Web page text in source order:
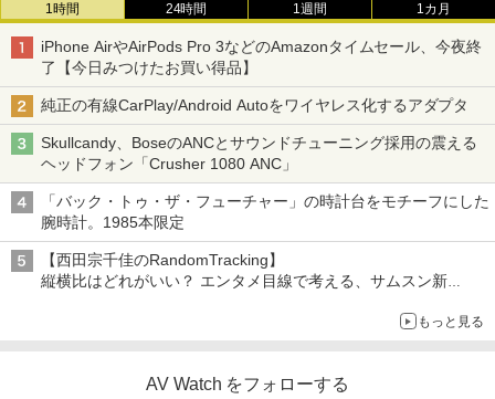
1時間 24時間 1週間 1カ月
iPhone AirやAirPods Pro 3などのAmazonタイムセール、今夜終
了【今日みつけたお買い得品】
純正の有線CarPlay/Android Autoをワイヤレス化するアダプタ
Skullcandy、BoseのANCとサウンドチューニング採用の震える
ヘッドフォン「Crusher 1080 ANC」
「バック・トゥ・ザ・フューチャー」の時計台をモチーフにした
腕時計。1985本限定
【西田宗千佳のRandomTracking】
縦横比はどれがいい？ エンタメ目線で考える、サムスン新
もっと見る
AV Watch をフォローする